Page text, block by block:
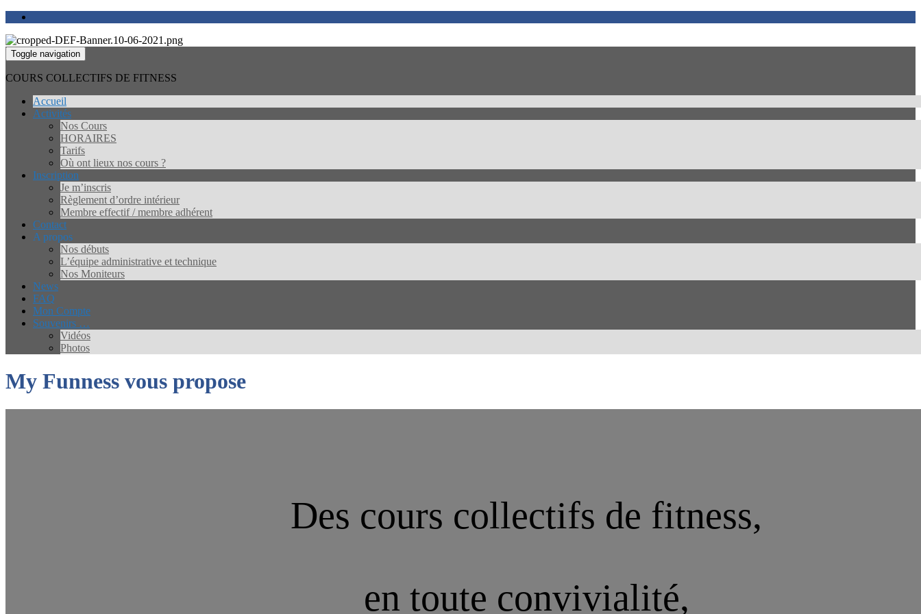
Toggle navigation
COURS COLLECTIFS DE FITNESS
Accueil
Activités
Nos Cours
HORAIRES
Tarifs
Où ont lieux nos cours ?
Inscription
Je m’inscris
Règlement d’ordre intérieur
Membre effectif / membre adhérent
Contact
A propos
Nos débuts
L’équipe administrative et technique
Nos Moniteurs
News
FAQ
Mon Compte
Souvenirs …
Vidéos
Photos
My Funness vous propose
Des cours collectifs de fitness,
en toute convivialité,